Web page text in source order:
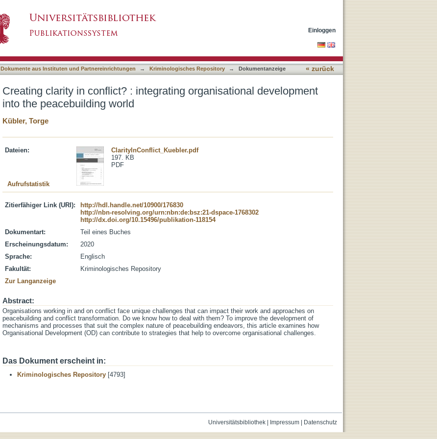
Einloggen
Dokumente aus Instituten und Partnereinrichtungen → Kriminologisches Repository → Dokumentanzeige « zurück
Creating clarity in conflict? : integrating organisational development
into the peacebuilding world
Kübler, Torge
Dateien:
ClarityInConflict_Kuebler.pdf
197. KB
PDF
Aufrufstatistik
Zitierfähiger Link (URI):
http://hdl.handle.net/10900/176830
http://nbn-resolving.org/urn:nbn:de:bsz:21-dspace-1768302
http://dx.doi.org/10.15496/publikation-118154
Dokumentart:
Teil eines Buches
Erscheinungsdatum:
2020
Sprache:
Englisch
Fakultät:
Kriminologisches Repository
Zur Langanzeige
Abstract:
Organisations working in and on conflict face unique challenges that can impact their work and approaches on
peacebuilding and conflict transformation. Do we know how to deal with them? To improve the development of
mechanisms and processes that suit the complex nature of peacebuilding endeavors, this article examines how
Organisational Development (OD) can contribute to strategies that help to overcome organisational challenges.
Das Dokument erscheint in:
Kriminologisches Repository [4793]
Universitätsbibliothek| Impressum| Datenschutz